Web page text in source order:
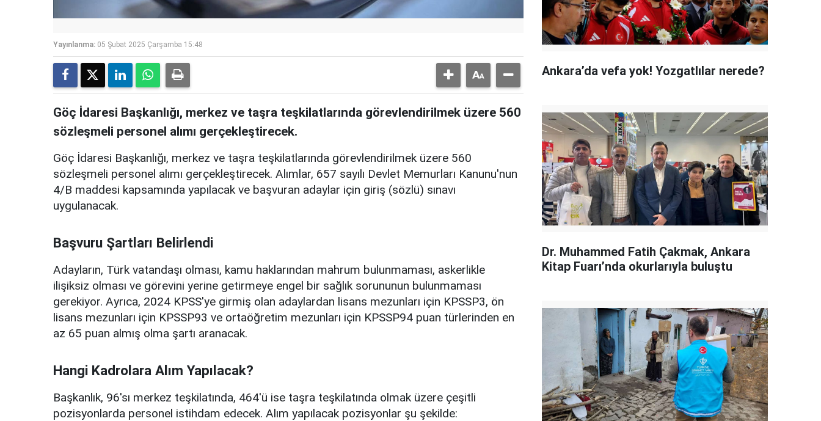
Yayınlanma: 05 Şubat 2025 Çarşamba 15:48
Göç İdaresi Başkanlığı, merkez ve taşra teşkilatlarında görevlendirilmek üzere 560
sözleşmeli personel alımı gerçekleştirecek.
Göç İdaresi Başkanlığı, merkez ve taşra teşkilatlarında görevlendirilmek üzere 560
sözleşmeli personel alımı gerçekleştirecek. Alımlar, 657 sayılı Devlet Memurları Kanunu'nun
4/B maddesi kapsamında yapılacak ve başvuran adaylar için giriş (sözlü) sınavı
uygulanacak.
Başvuru Şartları Belirlendi
Adayların, Türk vatandaşı olması, kamu haklarından mahrum bulunmaması, askerlikle
ilişiksiz olması ve görevini yerine getirmeye engel bir sağlık sorununun bulunmaması
gerekiyor. Ayrıca, 2024 KPSS'ye girmiş olan adaylardan lisans mezunları için KPSSP3, ön
lisans mezunları için KPSSP93 ve ortaöğretim mezunları için KPSSP94 puan türlerinden en
az 65 puan almış olma şartı aranacak.
Hangi Kadrolara Alım Yapılacak?
Başkanlık, 96'sı merkez teşkilatında, 464'ü ise taşra teşkilatında olmak üzere çeşitli
pozisyonlarda personel istihdam edecek. Alım yapılacak pozisyonlar şu şekilde:
Ankara’da vefa yok! Yozgatlılar nerede?
Dr. Muhammed Fatih Çakmak, Ankara
Kitap Fuarı’nda okurlarıyla buluştu